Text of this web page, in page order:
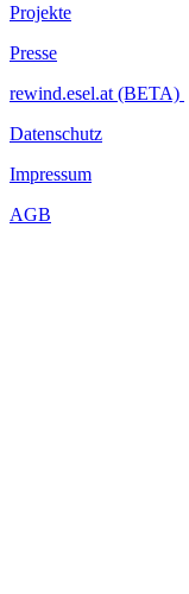
Projekte
Presse
rewind.esel.at (BETA)
Datenschutz
Impressum
AGB